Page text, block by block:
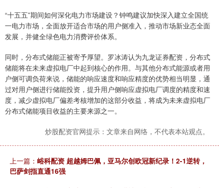
“十五五”期间如何深化电力市场建设？钟鸣建议加快深入建立全国统
一电力市场，全面放开适合市场的用户侧准入，推动市场新业态全面
发展，并健全绿色电力消费评价体系。
同时，分布式储能正被寄予厚望。罗冰涛认为九龙证券配资，分布式
储能将在未来虚拟电厂中起到核心的作用。与其他分布式能源或者用
户侧可调负荷来说，储能的响应速度和响应精度的优势相当明显，通
过对用户侧进行储能投资，提升用户侧响应虚拟电厂调度的精度和速
度，减少虚拟电厂偏差考核增加的这部分收益，将成为未来虚拟电厂
分布式储能项目收益的主要来源之一。
炒股配资官网提示：文章来自网络，不代表本站观点。
上一篇： 峪科配资 超越姆巴佩，亚马尔创欧冠新纪录！2-1逆转，
巴萨剑指直通16强